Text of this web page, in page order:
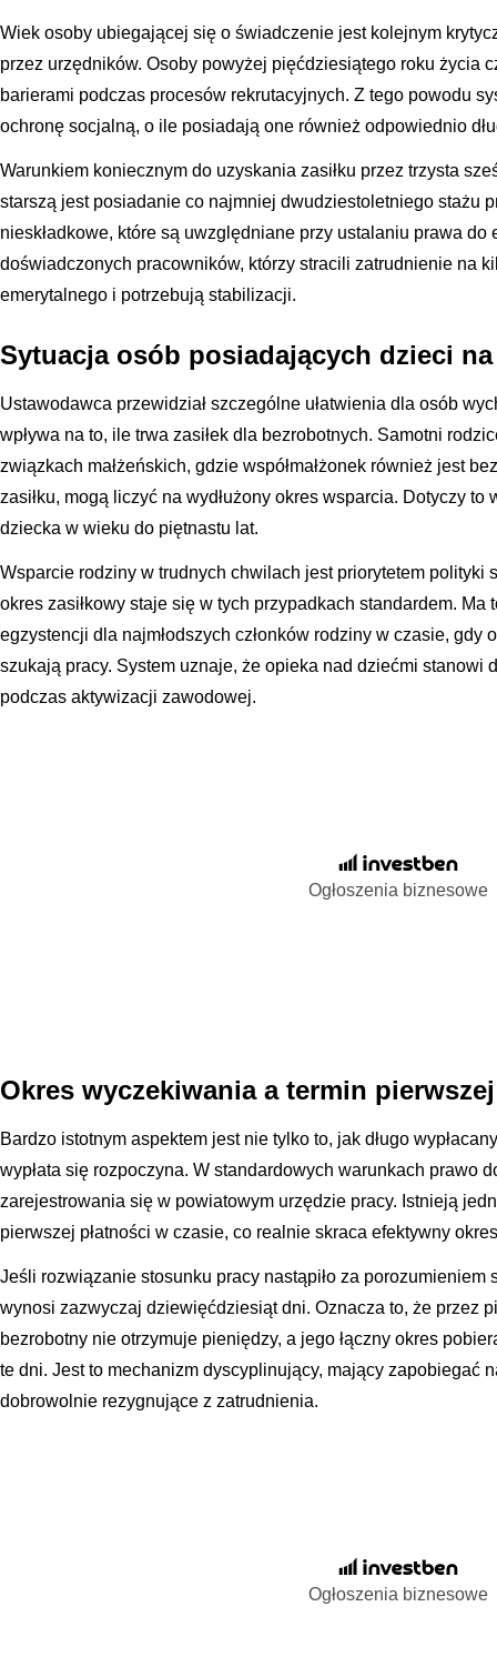
Wiek osoby ubiegającej się o świadczenie jest kolejnym
przez urzędników. Osoby powyżej pięćdziesiątego roku życia
barierami podczas procesów rekrutacyjnych. Z tego powodu
ochronę socjalną, o ile posiadają one również odpowiednio
Warunkiem koniecznym do uzyskania zasiłku przez trzysta
starszą jest posiadanie co najmniej dwudziestoletniego stażu
nieskładkowe, które są uwzględniane przy ustalaniu prawa do
doświadczonych pracowników, którzy stracili zatrudnienie na
emerytalnego i potrzebują stabilizacji.
Sytuacja osób posiadających dzieci
Ustawodawca przewidział szczególne ułatwienia dla osób
wpływa na to, ile trwa zasiłek dla bezrobotnych. Samotni
związkach małżeńskich, gdzie współmałżonek również jest
zasiłku, mogą liczyć na wydłużony okres wsparcia. Dotyczy
dziecka w wieku do piętnastu lat.
Wsparcie rodziny w trudnych chwilach jest priorytetem polityki
okres zasiłkowy staje się w tych przypadkach standardem.
egzystencji dla najmłodszych członków rodziny w czasie, gdy
szukają pracy. System uznaje, że opieka nad dziećmi stanowi
podczas aktywizacji zawodowej.
Ogłoszenia biznesowe
Okres wyczekiwania a termin
Bardzo istotnym aspektem jest nie tylko to, jak długo
wypłata się rozpoczyna. W standardowych warunkach prawo
zarejestrowania się w powiatowym urzędzie pracy. Istnieją
pierwszej płatności w czasie, co realnie skraca efektywny
Jeśli rozwiązanie stosunku pracy nastąpiło za porozumieniem
wynosi zazwyczaj dziewięćdziesiąt dni. Oznacza to, że przez
bezrobotny nie otrzymuje pieniędzy, a jego łączny okres
te dni. Jest to mechanizm dyscyplinujący, mający zapobiegać
dobrowolnie rezygnujące z zatrudnienia.
Ogłoszenia biznesowe